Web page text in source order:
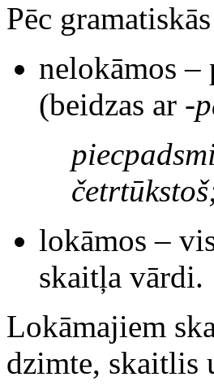
Pēc
nelokāmos –
(beidzas ar -
lokāmos –
skaitļa vārdi.
Lokāmajiem
dzimte, skaitlis